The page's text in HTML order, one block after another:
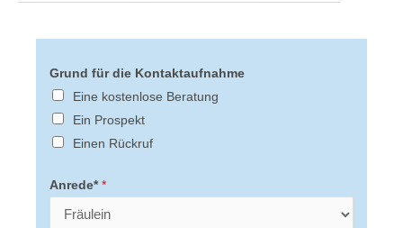
Grund für die Kontaktaufnahme
Eine kostenlose Beratung
Ein Prospekt
Einen Rückruf
Anrede**